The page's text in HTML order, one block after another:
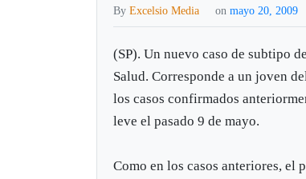
ByExcelsio Media onmayo 20, 2009
(SP). Un nuevo caso de subtipo
Salud. Corresponde a un joven
los casos confirmados
leve el pasado 9 de mayo.
Como en los casos anteriores,